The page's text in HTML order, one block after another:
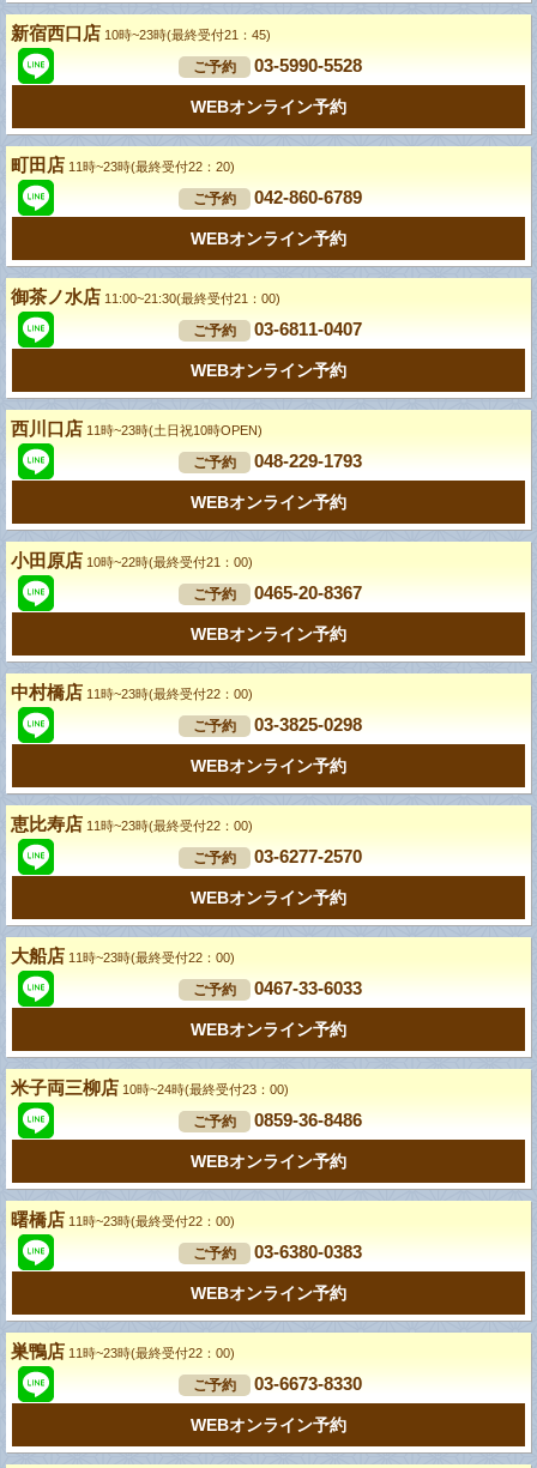
新宿西口店 10時~23時(最終受付21：45)
ご予約 03-5990-5528
WEBオンライン予約
町田店 11時~23時(最終受付22：20)
ご予約 042-860-6789
WEBオンライン予約
御茶ノ水店 11:00~21:30(最終受付21：00)
ご予約 03-6811-0407
WEBオンライン予約
西川口店 11時~23時(土日祝10時OPEN)
ご予約 048-229-1793
WEBオンライン予約
小田原店 10時~22時(最終受付21：00)
ご予約 0465-20-8367
WEBオンライン予約
中村橋店 11時~23時(最終受付22：00)
ご予約 03-3825-0298
WEBオンライン予約
恵比寿店 11時~23時(最終受付22：00)
ご予約 03-6277-2570
WEBオンライン予約
大船店 11時~23時(最終受付22：00)
ご予約 0467-33-6033
WEBオンライン予約
米子両三柳店 10時~24時(最終受付23：00)
ご予約 0859-36-8486
WEBオンライン予約
曙橋店 11時~23時(最終受付22：00)
ご予約 03-6380-0383
WEBオンライン予約
巣鴨店 11時~23時(最終受付22：00)
ご予約 03-6673-8330
WEBオンライン予約